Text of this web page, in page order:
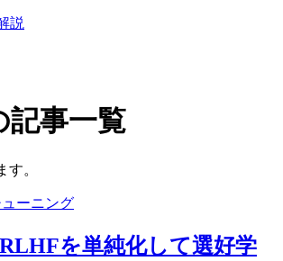
説
記事一覧
す。
ーニング
を単純化して選好学